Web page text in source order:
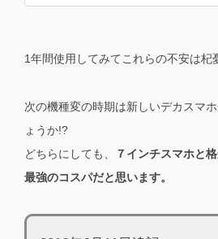
1年間使用してみてこれらの不安は杞
次の機種変の時期は新しいデカスマ
ょうか!?
どちらにしても、
７インチスマホと
最強のコスパだと思います。